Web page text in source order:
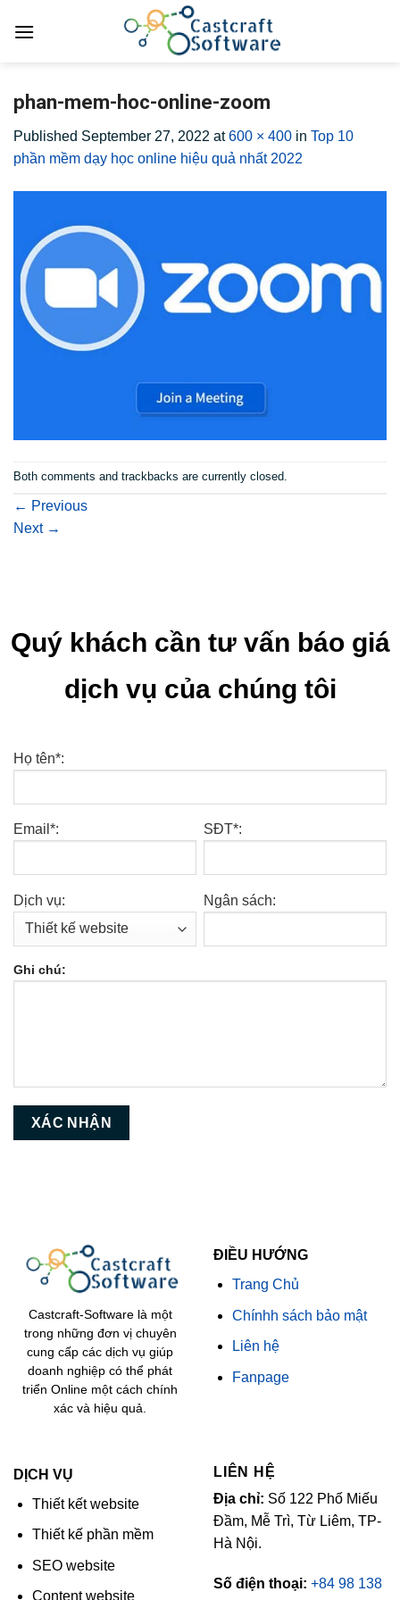
phan-mem-hoc-online-zoom
Published September 27, 2022 at600 × 400 in Top 10
phần mềm dạy học online hiệu quả nhất 2022
Both comments and trackbacks are currently closed.
← Previous
Next →
Quý khách cần tư vấn báo giá
dịch vụ của chúng tôi
Họ tên*:
Email*: SĐT*:
Dịch vụ: Ngân sách:
Ghi chú:
Castcraft-Software là một
trong những đơn vị chuyên
cung cấp các dịch vụ giúp
doanh nghiệp có thể phát
triển Online một cách chính
xác và hiệu quả.
ĐIỀU HƯỚNG
Trang Chủ
Chínhh sách bảo mật
Liên hệ
Fanpage
DỊCH VỤ
Thiết kết website
Thiết kế phần mềm
SEO website
Content website
LIÊN HỆ
Địa chỉ: Số 122 Phố Miếu
Đầm, Mễ Trì, Từ Liêm, TP-
Hà Nội.
Số điện thoại: +84 98 138